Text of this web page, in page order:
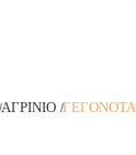
ΑΓΡΊΝΙΟ ΓΕΓΟΝΌΤΑ